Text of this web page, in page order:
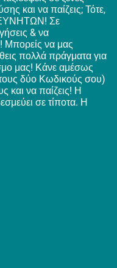
και να παίζεις; Τότε,
Σε
& να
Μπορείς να μας
πολλά πράγματα για
μας! Κάνε αμέσως
δύο Κωδικούς σου)
και να παίζεις! Η
σε τίποτα. Η